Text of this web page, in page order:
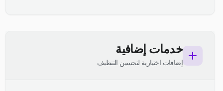
خدمات إضافية
إضافات اختيارية لتحسين التنظيف